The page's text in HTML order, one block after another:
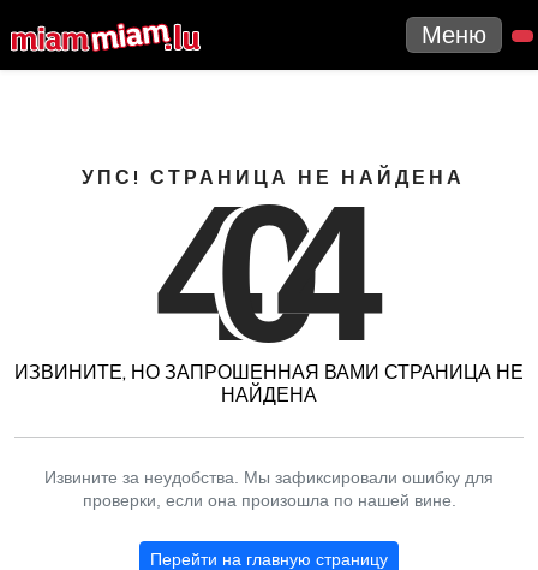
Меню
УПС! СТРАНИЦА НЕ НАЙДЕНА
404
ИЗВИНИТЕ, НО ЗАПРОШЕННАЯ ВАМИ СТРАНИЦА НЕ
НАЙДЕНА
Извините за неудобства. Мы зафиксировали ошибку для
проверки, если она произошла по нашей вине.
Перейти на главную страницу